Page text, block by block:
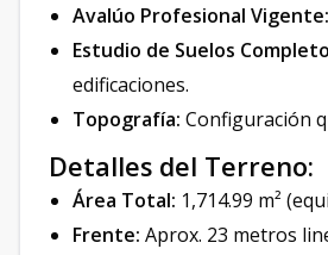
Avalúo Profesional Vigente:
Estudio de Suelos
edificaciones.
Topografía: Configuración
Detalles del Terreno:
Área Total: 1,714.99 m²
Frente: Aprox. 23 metros